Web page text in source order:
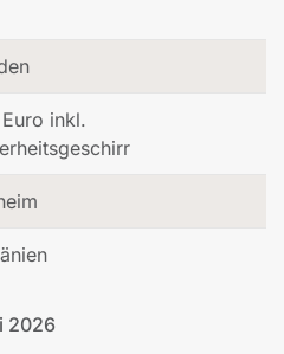
inkl.
2026